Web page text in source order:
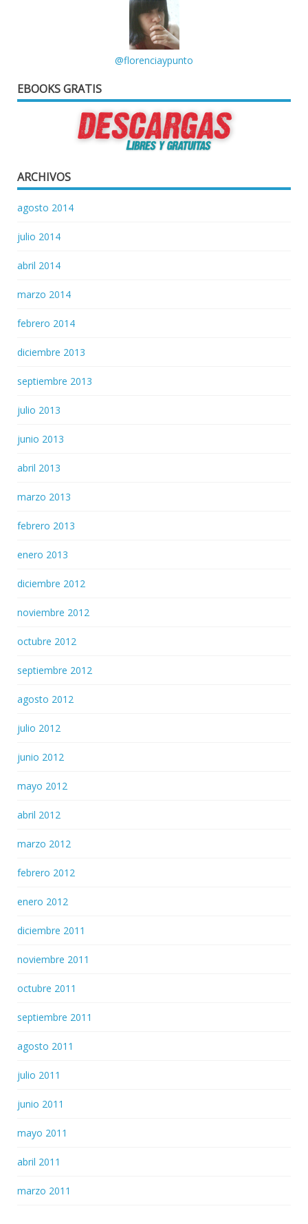
@florenciaypunto
EBOOKS GRATIS
ARCHIVOS
agosto 2014
julio 2014
abril 2014
marzo 2014
febrero 2014
diciembre 2013
septiembre 2013
julio 2013
junio 2013
abril 2013
marzo 2013
febrero 2013
enero 2013
diciembre 2012
noviembre 2012
octubre 2012
septiembre 2012
agosto 2012
julio 2012
junio 2012
mayo 2012
abril 2012
marzo 2012
febrero 2012
enero 2012
diciembre 2011
noviembre 2011
octubre 2011
septiembre 2011
agosto 2011
julio 2011
junio 2011
mayo 2011
abril 2011
marzo 2011